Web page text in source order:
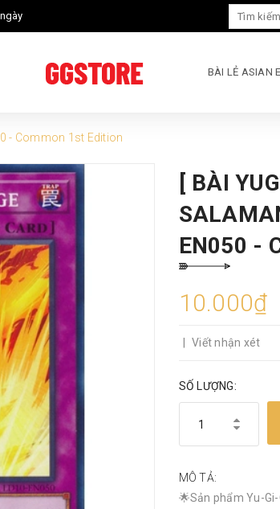
BÀI LẺ ASIAN
- Common 1st Edition
[ BÀI
EN050 -
10.000₫
Viết nhận xét
SỐ LƯỢNG:
MÔ TẢ:
🌟Sản phẩm Yu-